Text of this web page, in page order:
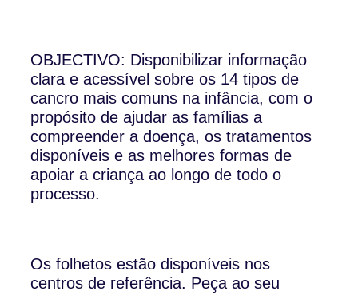
OBJECTIVO: Disponibilizar informação
clara e acessível sobre os 14 tipos de
cancro mais comuns na infância, com o
propósito de ajudar as famílias a
compreender a doença, os tratamentos
disponíveis e as melhores formas de
apoiar a criança ao longo de todo o
processo.
Os folhetos estão disponíveis nos
centros de referência. Peça ao seu